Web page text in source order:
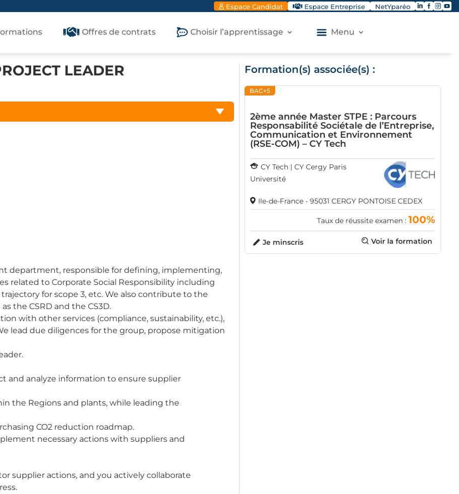
Espace Candidat Espace Entreprise NetYparéo 
Offres de contrats Choisir l’apprentissage Menu
LEADER
department, responsible for defining, implementing,
related to Corporate Social Responsibility including
for scope 3, etc. We also contribute to the
the CSRD and the CS3D.
with other services (compliance, sustainability, etc.),
lead due diligences for the group, propose mitigation
and analyze information to ensure supplier
the Regions and plants, while leading the
CO2 reduction roadmap.
necessary actions with suppliers and
supplier actions, and you actively collaborate
Formation(s) associée(s) :
BAC+5
2ème année Master STPE : Parcours
Responsabilité Sociétale de l’Entreprise,
Communication et Environnement
(RSE-COM) – CY Tech
CY Tech | CY Cergy Paris
Université
Ile-de-France - 95031 CERGY PONTOISE CEDEX
Taux de réussite examen : 100%
Voir la formation
Je minscris